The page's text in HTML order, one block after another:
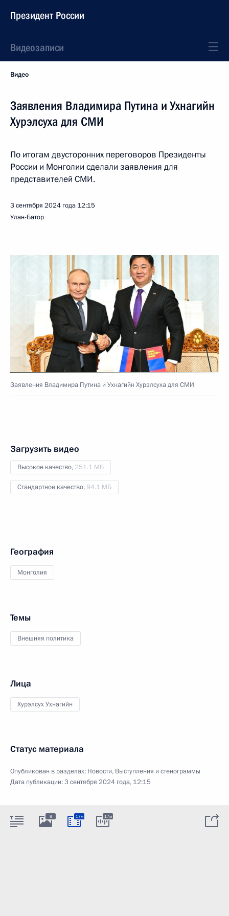
Президент России
Видеозаписи
Видео
Заявления Владимира Путина и Ухнагийн
Хурэлсуха для СМИ
По итогам двусторонних переговоров Президенты
России и Монголии сделали заявления для
представителей СМИ.
3 сентября 2024 года 12:15
Улан-Батор
Заявления Владимира Путина и Ухнагийн Хурэлсуха для СМИ
Загрузить видео
Высокое качество, 251.1 МБ
Стандартное качество,94.1 МБ
География
Монголия
Темы
Внешняя политика
Лица
Хурэлсух Ухнагийн
Статус материала
Опубликован в разделах: Новости, Выступления и стенограммы
Дата публикации:3 сентября 2024 года, 12:15
8 17м 17м